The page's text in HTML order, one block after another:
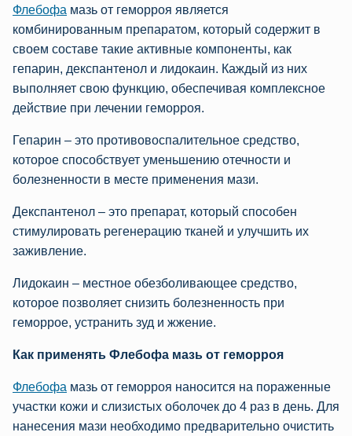
Флебофа мазь от геморроя является
комбинированным препаратом, который содержит в
своем составе такие активные компоненты, как
гепарин, декспантенол и лидокаин. Каждый из них
выполняет свою функцию, обеспечивая комплексное
действие при лечении геморроя.
Гепарин – это противовоспалительное средство,
которое способствует уменьшению отечности и
болезненности в месте применения мази.
Декспантенол – это препарат, который способен
стимулировать регенерацию тканей и улучшить их
заживление.
Лидокаин – местное обезболивающее средство,
которое позволяет снизить болезненность при
геморрое, устранить зуд и жжение.
Как применять Флебофа мазь от геморроя
Флебофа мазь от геморроя наносится на пораженные
участки кожи и слизистых оболочек до 4 раз в день. Для
нанесения мази необходимо предварительно очистить